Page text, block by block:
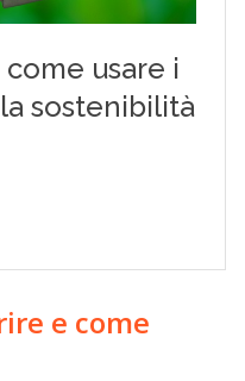
e come